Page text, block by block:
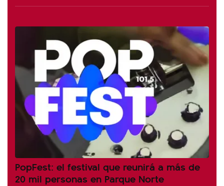
PopFest: el festival que reunirá a más de
20 mil personas en Parque Norte